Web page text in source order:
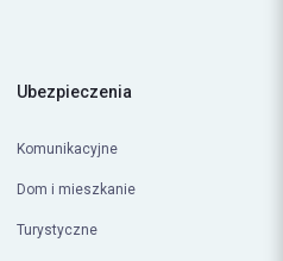
Ubezpieczenia
Komunikacyjne
Dom i mieszkanie
Turystyczne